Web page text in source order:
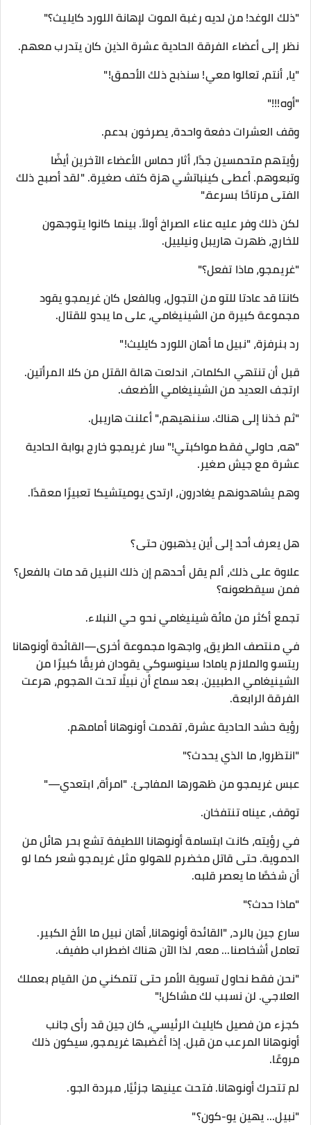
"ذلك الوغد! من لديه رغبة الموت لإهانة اللورد كايليث؟"
نظر إلى أعضاء الفرقة الحادية عشرة الذين كان يتدرب معهم.
"يا، أنتم، تعالوا معي! سنذبح ذلك الأحمق!"
"أوه!!!"
وقف العشرات دفعة واحدة، يصرخون بدعم.
رؤيتهم متحمسين جدًا، أثار حماس الأعضاء الآخرين أيضًا
وتبعوهم. أعطى كينباتشي هزة كتف صغيرة. "لقد أصبح ذلك
الفتى مرتاحًا بسرعة."
لكن ذلك وفر عليه عناء الصراخ أولاً. بينما كانوا يتوجهون
للخارج، ظهرت هاريبل ونيلييل.
"غريمجو، ماذا تفعل؟"
كانتا قد عادتا للتو من التجول، وبالفعل كان غريمجو يقود
مجموعة كبيرة من الشينيغامي، على ما يبدو للقتال.
رد بنرفزة، "نبيل ما أهان اللورد كايليث!"
قبل أن تنتهي الكلمات، اندلعت هالة القتل من كلا المرأتين.
ارتجف العديد من الشينيغامي الأضعف.
"ثم خذنا إلى هناك. سننهيهم،" أعلنت هاريبل.
"هه، حاولي فقط مواكبتي!" سار غريمجو خارج بوابة الحادية
عشرة مع جيش صغير.
وهم يشاهدونهم يغادرون، ارتدى يوميتشيكا تعبيرًا معقدًا.
هل يعرف أحد إلى أين يذهبون حتى؟
علاوة على ذلك، ألم يقل أحدهم إن ذلك النبيل قد مات بالفعل؟
فمن سيقطعونه؟
تجمع أكثر من مائة شينيغامي نحو حي النبلاء.
في منتصف الطريق، واجهوا مجموعة أخرى—القائدة أونوهانا
ريتسو والملازم يامادا سينوسوكي يقودان فريقًا كبيرًا من
الشينيغامي الطبيين. بعد سماع أن نبيلًا تحت الهجوم، هرعت
الفرقة الرابعة.
رؤية حشد الحادية عشرة، تقدمت أونوهانا أمامهم.
"انتظروا، ما الذي يحدث؟"
عبس غريمجو من ظهورها المفاجئ. "امرأة، ابتعدي—"
توقف، عيناه تنتفخان.
في رؤيته، كانت ابتسامة أونوهانا اللطيفة تشع بحر هائل من
الدموية. حتى قاتل مخضرم للهولو مثل غريمجو شعر كما لو
أن شخصًا ما يعصر قلبه.
"ماذا حدث؟"
سارع جين بالرد، "القائدة أونوهانا، أهان نبيل ما الأخ الكبير.
تعامل أشخاصنا... معه، لذا الآن هناك اضطراب طفيف.
"نحن فقط نحاول تسوية الأمر حتى تتمكني من القيام بعملك
العلاجي. لن نسبب لك مشاكل!"
كجزء من فصيل كايليث الرئيسي، كان جين قد رأى جانب
أونوهانا المرعب من قبل. إذا أغضبها غريمجو، سيكون ذلك
مروعًا.
لم تتحرك أونوهانا. فتحت عينيها جزئيًا، مبردة الجو.
"نبيل... يهين يو-كون؟"